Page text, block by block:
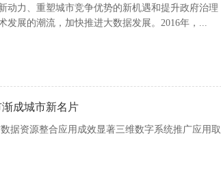
动力、重塑城市竞争优势的新机遇和提升政府治理
发展的潮流，加快推进大数据发展。2016年，...
成城市新名片
据资源整合应用成效显著三维数字系统推广应用取